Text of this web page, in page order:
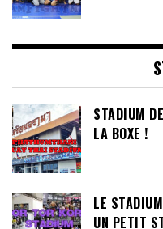
STADIUM
LA BOXE !
LE
UN PETIT